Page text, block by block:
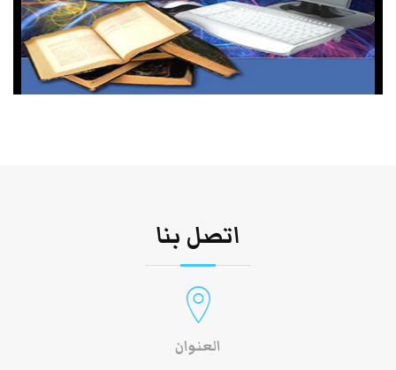
اتصل بنا
العنوان